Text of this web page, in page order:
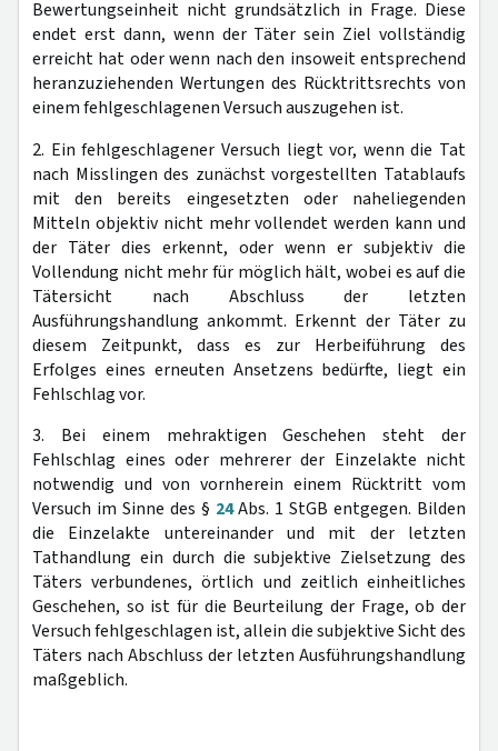
Bewertungseinheit nicht grundsätzlich in Frage. Diese
endet erst dann, wenn der Täter sein Ziel vollständig
erreicht hat oder wenn nach den insoweit entsprechend
heranzuziehenden Wertungen des Rücktrittsrechts von
einem fehlgeschlagenen Versuch auszugehen ist.
2. Ein fehlgeschlagener Versuch liegt vor, wenn die Tat
nach Misslingen des zunächst vorgestellten Tatablaufs
mit den bereits eingesetzten oder naheliegenden
Mitteln objektiv nicht mehr vollendet werden kann und
der Täter dies erkennt, oder wenn er subjektiv die
Vollendung nicht mehr für möglich hält, wobei es auf die
Tätersicht nach Abschluss der letzten
Ausführungshandlung ankommt. Erkennt der Täter zu
diesem Zeitpunkt, dass es zur Herbeiführung des
Erfolges eines erneuten Ansetzens bedürfte, liegt ein
Fehlschlag vor.
3. Bei einem mehraktigen Geschehen steht der
Fehlschlag eines oder mehrerer der Einzelakte nicht
notwendig und von vornherein einem Rücktritt vom
Versuch im Sinne des § 24Abs. 1 StGB entgegen. Bilden
die Einzelakte untereinander und mit der letzten
Tathandlung ein durch die subjektive Zielsetzung des
Täters verbundenes, örtlich und zeitlich einheitliches
Geschehen, so ist für die Beurteilung der Frage, ob der
Versuch fehlgeschlagen ist, allein die subjektive Sicht des
Täters nach Abschluss der letzten Ausführungshandlung
maßgeblich.